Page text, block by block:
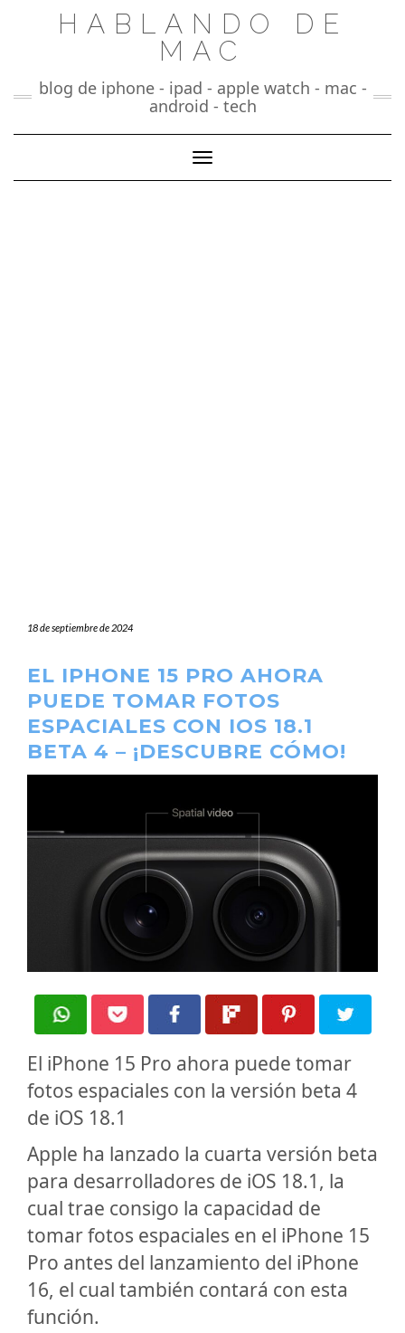
HABLANDO DE
MAC
blog de iphone - ipad - apple watch - mac -
android - tech
Cambiar modo de navegación
18 de septiembre de 2024
EL IPHONE 15 PRO AHORA
PUEDE TOMAR FOTOS
ESPACIALES CON IOS 18.1
BETA 4 – ¡DESCUBRE CÓMO!
El iPhone 15 Pro ahora puede tomar
fotos espaciales con la versión beta 4
de iOS 18.1
Apple ha lanzado la cuarta versión beta
para desarrolladores de iOS 18.1, la
cual trae consigo la capacidad de
tomar fotos espaciales en el iPhone 15
Pro antes del lanzamiento del iPhone
16, el cual también contará con esta
función.